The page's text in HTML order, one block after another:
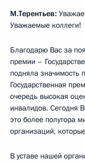
М.Терентьев:
Уважаемые коллеги!
Благодарю Вас за
премии –
подняла значимость
Государственная
очередь высокая
инвалидов. Сегодня
это более полутора
организаций,
В уставе нашей